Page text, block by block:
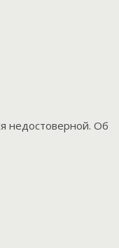
недостоверной. Об